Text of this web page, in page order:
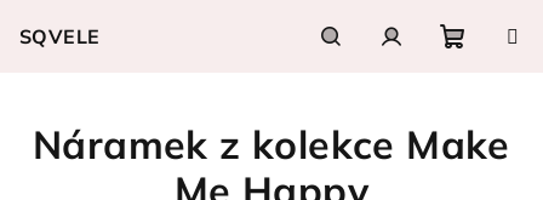
SQVELE
košík
Náramek z kolekce Make
Me Happy